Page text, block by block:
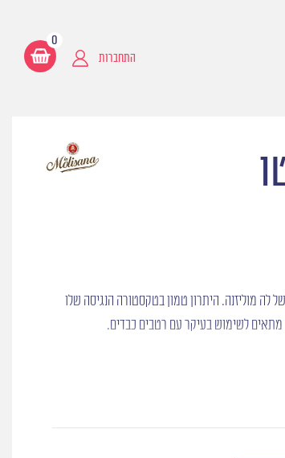
התחברות
0
מוליזנה. היתרון טמון בטקסטורה הנגיסה שלו
לשימוש בעיקר עם רטבים כבדים.